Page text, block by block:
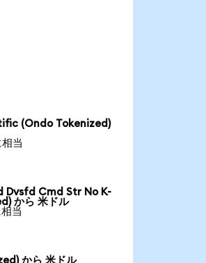
(Ondo Tokenized)
当
Dvsfd Cmd Str No K-
から 米ドル
当
から 米ドル